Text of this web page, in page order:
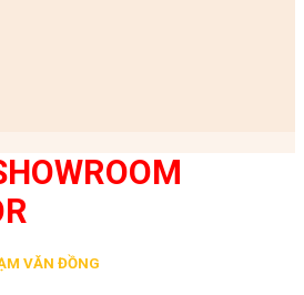
VĂN ĐỒNG